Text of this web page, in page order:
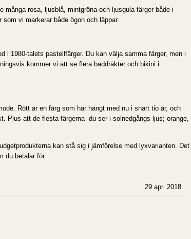
rosa, ljusblå, mintgröna och ljusgula färger både i
vi markerar både ögon och läppar.
i 1980-talets pastellfärger. Du kan välja samma färger, men i
kommer vi att se flera baddräkter och bikini i
Rött är en färg som har hängt med nu i snart tio år, och
Plus att de flesta färgerna du ser i solnedgångs ljus; orange,
kan stå sig i jämförelse med lyxvarianten. Det
du betalar för.
29 apr. 2018